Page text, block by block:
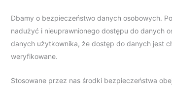
Dbamy o bezpieczeństwo danych osobowych.
nadużyć i nieuprawnionego dostępu do danych
danych użytkownika, że dostęp do danych jest
weryfikowane.
Stosowane przez nas środki bezpieczeństwa